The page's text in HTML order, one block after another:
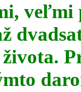
veľmi